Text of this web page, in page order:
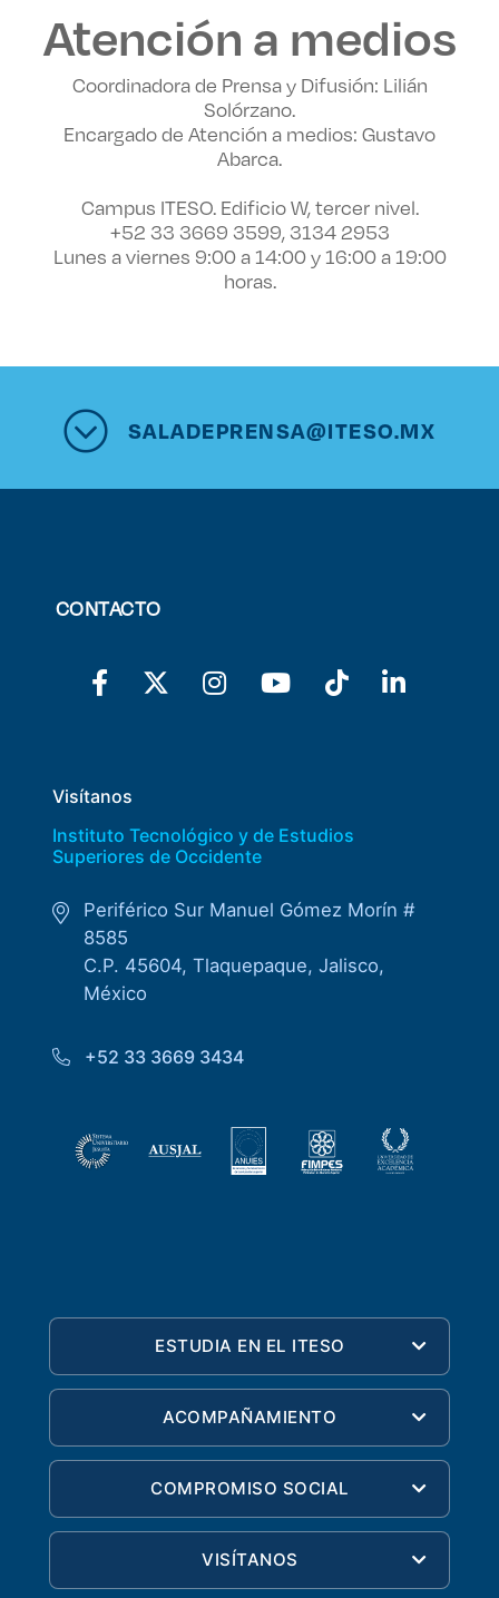
Atención a medios
Coordinadora de Prensa y Difusión: Lilián
Solórzano.
Encargado de Atención a medios: Gustavo
Abarca.
Campus ITESO. Edificio W, tercer nivel.
+52 33 3669 3599, 3134 2953
Lunes a viernes 9:00 a 14:00 y 16:00 a 19:00
horas.
SALADEPRENSA@ITESO.MX
CONTACTO
Visítanos
Instituto Tecnológico y de Estudios
Superiores de Occidente
Periférico Sur Manuel Gómez Morín #
8585
C.P. 45604, Tlaquepaque, Jalisco,
México
+52 33 3669 3434
ESTUDIA EN EL ITESO
ACOMPAÑAMIENTO
COMPROMISO SOCIAL
VISÍTANOS